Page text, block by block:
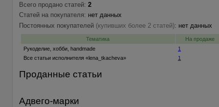
Всего продано статей: 2
Статей на покупателя: нет данных
Постоянных покупателей (купивших более 2 статей): нет данных
Тематика
На продаже
Рукоделие, хобби, handmade
1
Все статьи исполнителя «lena_tkacheva»
1
Проданные статьи
Адвего-марки